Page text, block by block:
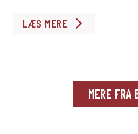
LÆS MERE
MERE FRA